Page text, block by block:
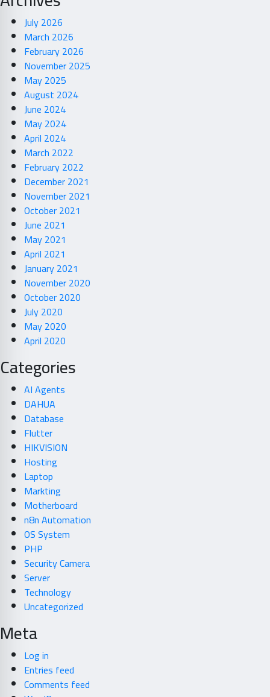
July 2026
March 2026
February 2026
November 2025
May 2025
August 2024
June 2024
May 2024
April 2024
March 2022
February 2022
December 2021
November 2021
October 2021
June 2021
May 2021
April 2021
January 2021
November 2020
October 2020
July 2020
May 2020
April 2020
Categories
AI Agents
DAHUA
Database
Flutter
HIKVISION
Hosting
Laptop
Markting
Motherboard
n8n Automation
OS System
PHP
Security Camera
Server
Technology
Uncategorized
Meta
Log in
Entries feed
Comments feed